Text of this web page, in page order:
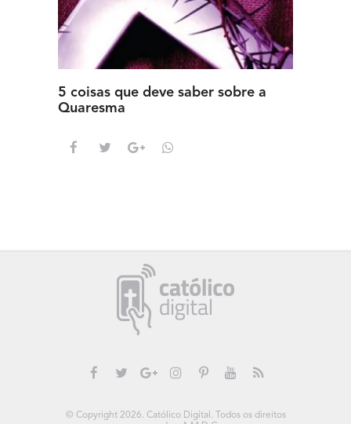
5 coisas que deve saber sobre a
Quaresma
© Copyright 2026. Católico Digital. Todos os direitos